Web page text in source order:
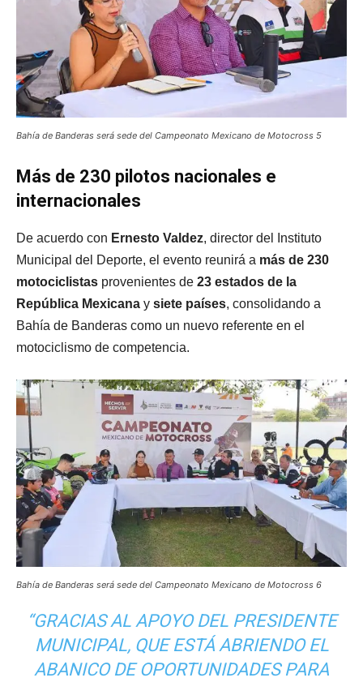
Bahía de Banderas será sede del Campeonato Mexicano de Motocross 5
Más de 230 pilotos nacionales e
internacionales
De acuerdo con Ernesto Valdez, director del Instituto
Municipal del Deporte, el evento reunirá a más de 230
motociclistas provenientes de 23 estados de la
República Mexicana y siete países, consolidando a
Bahía de Banderas como un nuevo referente en el
motociclismo de competencia.
Bahía de Banderas será sede del Campeonato Mexicano de Motocross 6
“GRACIAS AL APOYO DEL PRESIDENTE
MUNICIPAL, QUE ESTÁ ABRIENDO EL
ABANICO DE OPORTUNIDADES PARA